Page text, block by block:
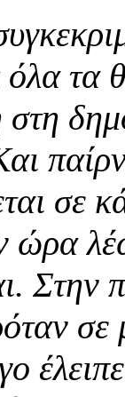
τα
σε
ώρα
Στην
σε